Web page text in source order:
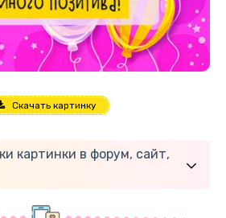
Скачать картинку
картинки в форум, сайт,